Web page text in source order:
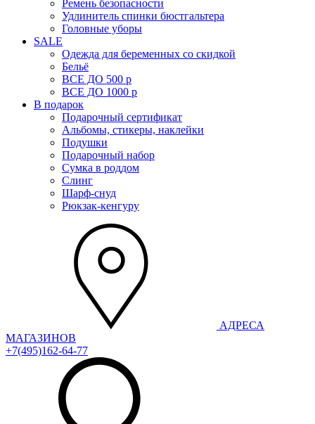
Ремень безопасности
Удлинитель спинки бюстгальтера
Головные уборы
SALE
Одежда для беременных со скидкой
Бельё
ВСЕ ДО 500 р
ВСЕ ДО 1000 р
В подарок
Подарочный сертификат
Альбомы, стикеры, наклейки
Подушки
Подарочный набор
Сумка в роддом
Слинг
Шарф-снуд
Рюкзак-кенгуру
АДРЕСА
МАГАЗИНОВ
+7(495)162-64-77